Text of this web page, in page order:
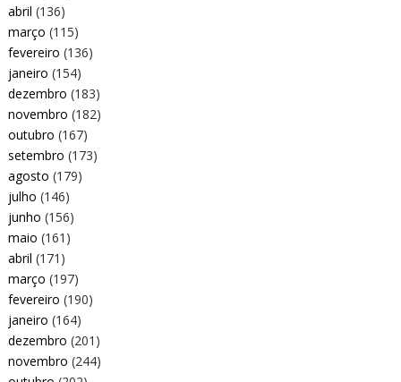
abril (136)
março (115)
fevereiro (136)
janeiro (154)
dezembro (183)
novembro (182)
outubro (167)
setembro (173)
agosto (179)
julho (146)
junho (156)
maio (161)
abril (171)
março (197)
fevereiro (190)
janeiro (164)
dezembro (201)
novembro (244)